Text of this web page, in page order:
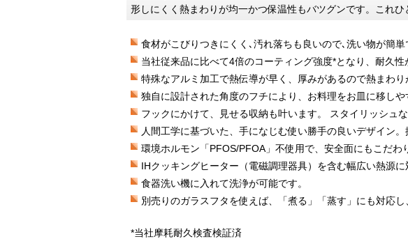
形しにくく熱まわりが均一かつ保温性もバツグンです。これ
食材がこびりつきにくく､汚れ落ちも良いので､洗い物が簡単
当社従来品に比べて4倍のコーティング強度*となり、耐久性
特殊なアルミ加工で熱伝導が早く、厚みがあるので熱まわり
独自に設計された角度のフチにより、お料理をお皿に移しや
フックにかけて、見せる収納も叶います。 スタイリッシュ
人間工学に基づいた、手になじむ使い勝手の良いデザイン
環境ホルモン「PFOS/PFOA」不使用で、安全面にもこだわ
IHクッキングヒーター（電磁調理器具）を含む幅広い熱源に
食器洗い機に入れて洗浄が可能です。
別売りのガラスフタを使えば、「煮る」「蒸す」にも対応
*当社摩耗耐久検査検証済